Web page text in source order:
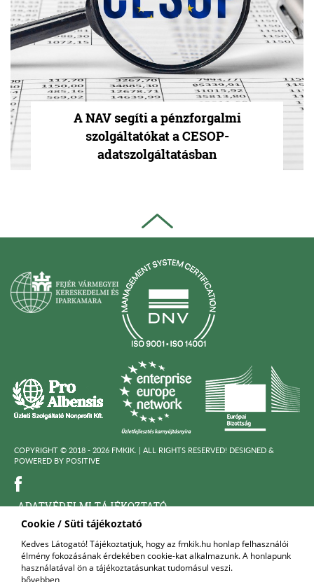
Cookie / Süti tájékoztató
Kedves Látogató! Tájékoztatjuk, hogy az fmkik.hu honlap felhasználói
élmény fokozásának érdekében cookie-kat alkalmazunk. A honlapunk
használatával ön a tájékoztatásunkat tudomásul veszi.
bővebben
A NAV segíti a pénzforgalmi
szolgáltatókat a CESOP-
adatszolgáltatásban
COPYRIGHT © 2018 - 2026 FMKIK. | ALL RIGHTS RESERVED! DESIGNED &
POWERED BY POSITIVE
ADATVÉDELMI TÁJÉKOZTATÓ
FELNŐTTKÉPZŐ SZERVEZET